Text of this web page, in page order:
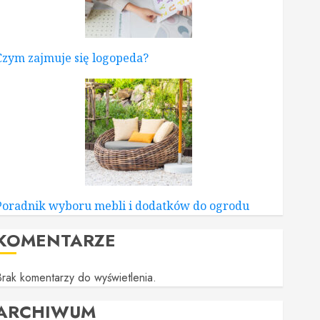
zajmuje się logopeda?
wyboru mebli i dodatków do ogrodu
komentarzy do wyświetlenia.